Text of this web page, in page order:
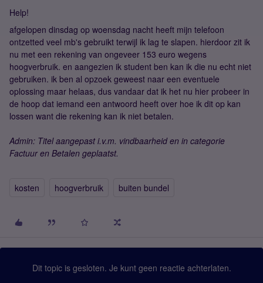
Help!
afgelopen dinsdag op woensdag nacht heeft mijn telefoon
ontzetted veel mb's gebruikt terwijl ik lag te slapen. hierdoor zit ik
nu met een rekening van ongeveer 153 euro wegens
hoogverbruik. en aangezien ik student ben kan ik die nu echt niet
gebruiken. ik ben al opzoek geweest naar een eventuele
oplossing maar helaas, dus vandaar dat ik het nu hier probeer in
de hoop dat iemand een antwoord heeft over hoe ik dit op kan
lossen want die rekening kan ik niet betalen.
Admin: Titel aangepast i.v.m. vindbaarheid en in categorie
Factuur en Betalen geplaatst.
kosten hoogverbruik buiten bundel
Dit topic is gesloten. Je kunt geen reactie achterlaten.